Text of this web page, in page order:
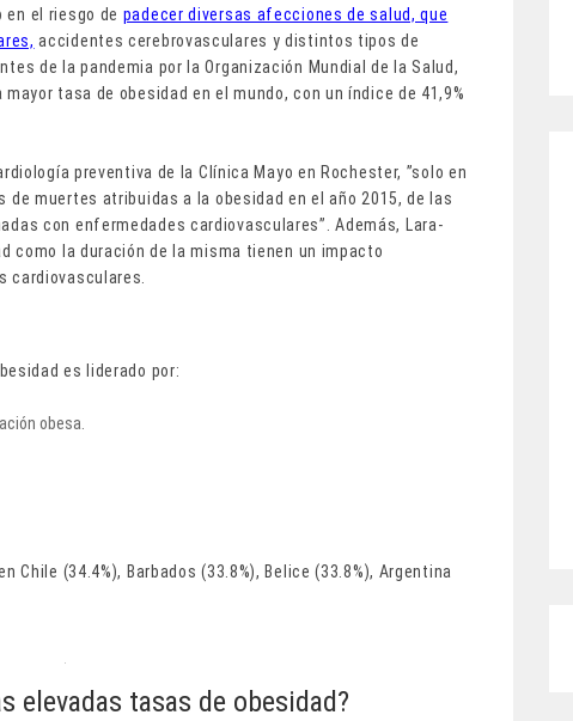
en el riesgo de padecer diversas afecciones de salud, que
accidentes cerebrovasculares y distintos tipos de
de la pandemia por la Organización Mundial de la Salud,
tasa de obesidad en el mundo, con un índice de 41,9%
preventiva de la Clínica Mayo en Rochester, ”solo en
muertes atribuidas a la obesidad en el año 2015, de las
con enfermedades cardiovasculares”. Además, Lara-
como la duración de la misma tienen un impacto
cardiovasculares.
es liderado por:
obesa.
(34.4%), Barbados (33.8%), Belice (33.8%), Argentina
elevadas tasas de obesidad?